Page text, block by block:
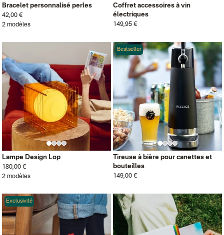
Bracelet personnalisé perles
42,00 €
2 modèles
Coffret accessoires à vin
électriques
149,95 €
Lampe Design Lop
180,00 €
2 modèles
Bestseller
Tireuse à bière pour canettes et
bouteilles
149,00 €
Exclusivité